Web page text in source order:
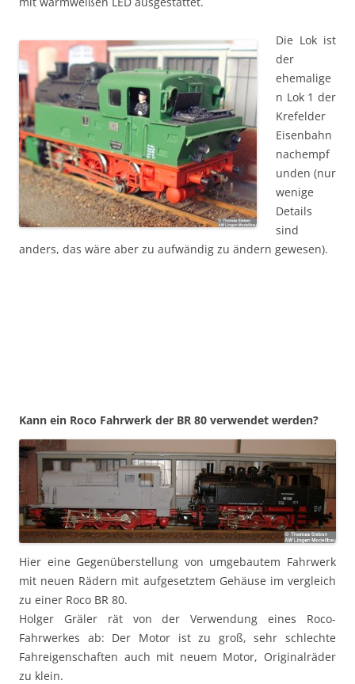
Die Lok ist
der
ehemalige
n Lok 1 der
Krefelder
Eisenbahn
nachempf
unden (nur
wenige
Details
sind
anders, das wäre aber zu aufwändig zu ändern gewesen).
Kann ein Roco Fahrwerk der BR 80 verwendet werden?
Hier eine Gegenüberstellung von umgebautem Fahrwerk
mit neuen Rädern mit aufgesetztem Gehäuse im vergleich
zu einer Roco BR 80.
Holger Gräler rät von der Verwendung eines Roco-
Fahrwerkes ab: Der Motor ist zu groß, sehr schlechte
Fahreigenschaften auch mit neuem Motor, Originalräder
zu klein.